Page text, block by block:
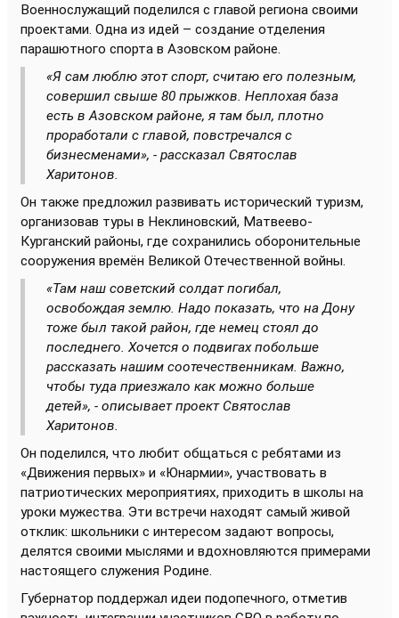
Военнослужащий поделился с главой региона своими
проектами. Одна из идей – создание отделения
парашютного спорта в Азовском районе.
«Я сам люблю этот спорт, считаю его полезным,
совершил свыше 80 прыжков. Неплохая база
есть в Азовском районе, я там был, плотно
проработали с главой, повстречался с
бизнесменами», - рассказал Святослав
Харитонов.
Он также предложил развивать исторический туризм,
организовав туры в Неклиновский, Матвеево-
Курганский районы, где сохранились оборонительные
сооружения времён Великой Отечественной войны.
«Там наш советский солдат погибал,
освобождая землю. Надо показать, что на Дону
тоже был такой район, где немец стоял до
последнего. Хочется о подвигах побольше
рассказать нашим соотечественникам. Важно,
чтобы туда приезжало как можно больше
детей», - описывает проект Святослав
Харитонов.
Он поделился, что любит общаться с ребятами из
«Движения первых» и «Юнармии», участвовать в
патриотических мероприятиях, приходить в школы на
уроки мужества. Эти встречи находят самый живой
отклик: школьники с интересом задают вопросы,
делятся своими мыслями и вдохновляются примерами
настоящего служения Родине.
Губернатор поддержал идеи подопечного, отметив